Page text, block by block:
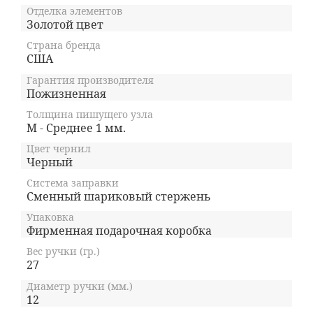
• перьевые ручки
подачи чернил;
• ручки-роллеры
позволяющей владельцу использовать
различные виды стержней (шариковый,
роллер или капиллярный);
• шариковые ручки
механизмом выдвижения стержня. При этом
шариковую ручку Cross можно легко
преобразовать в механический карандаш при
помощи специального конвертера Switch-it,
который также является запатентованным
изобретением компании.
Отделка элементов
Золотой цвет
Страна бренда
США
Гарантия производителя
Пожизненная
Толщина пишущего узла
M - Среднее 1 мм.
Цвет чернил
Черный
Система заправки
Сменный шариковый стержень
Упаковка
Фирменная подарочная коробка
Вес ручки (гр.)
27
Диаметр ручки (мм.)
12